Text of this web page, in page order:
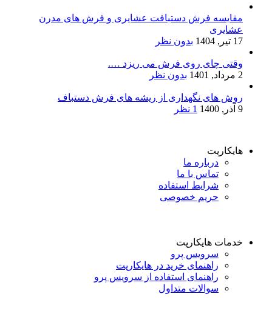
مقایسه فرش دستبافت عشایری و فرش های مدرن
عشایری
17 تیر, 1404
بدون نظر
وقتی چای روی فرش می ریزد ….
2 مرداد, 1401
بدون نظر
روش های نگهداری از ریشه های فرش دستباف
9 آذر, 1400
1 نظر
هایکارپت
درباره ما
تماس با ما
شرایط استفاده
حریم خصوصی
خدمات هایکارپت
سرویس پرو
راهنمای خرید در هایکارپت
راهنمای استفاده از سرویس پرو
سوالات متداول